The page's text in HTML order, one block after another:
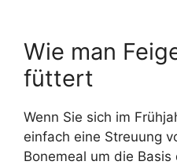
Wie man
füttert
Wenn Sie sich im
einfach eine Streuung
Bonemeal um die Basis